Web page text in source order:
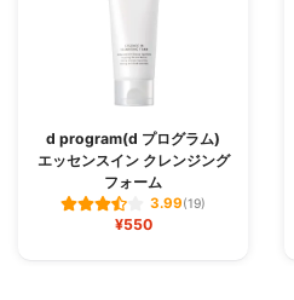
d program(d プログラム)
エッセンスイン クレンジング
フォーム
3.99(19)
¥550